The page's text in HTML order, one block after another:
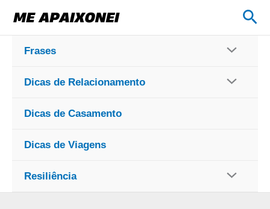
para
conteúdo
Frases
Dicas de Relacionamento
Dicas de Casamento
Dicas de Viagens
Resiliência